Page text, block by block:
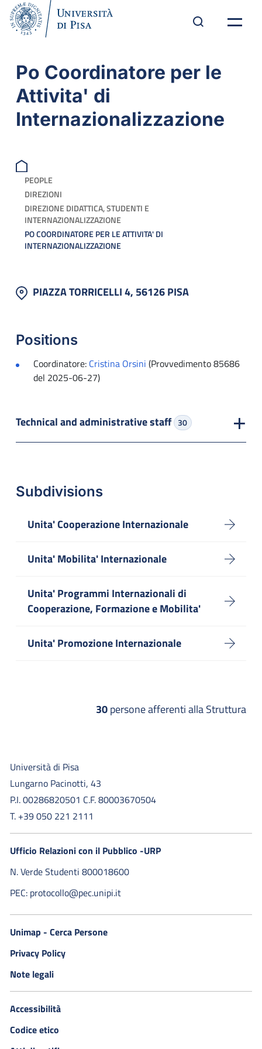
Po Coordinatore per le
Attivita' di
Internazionalizzazione
PEOPLE
DIREZIONI
DIREZIONE DIDATTICA, STUDENTI E
INTERNAZIONALIZZAZIONE
PO COORDINATORE PER LE ATTIVITA' DI
INTERNAZIONALIZZAZIONE
PIAZZA TORRICELLI 4, 56126 PISA
Positions
Coordinatore: Cristina Orsini (Provvedimento 85686
del 2025-06-27)
Technical and administrative staff 30
Subdivisions
Unita' Cooperazione Internazionale
Unita' Mobilita' Internazionale
Unita' Programmi Internazionali di
Cooperazione, Formazione e Mobilita'
Unita' Promozione Internazionale
30persone afferenti alla Struttura
Università di Pisa
Lungarno Pacinotti, 43
P.I. 00286820501 C.F. 80003670504
T. +39 050 221 2111
Ufficio Relazioni con il Pubblico -URP
N. Verde Studenti 800018600​
PEC: protocollo@pec.unipi.it
Unimap - Cerca Persone
Privacy Policy
Note legali
Accessibilità
Codice etico